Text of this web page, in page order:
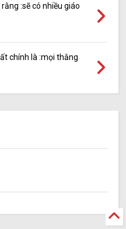
:sẽ có nhiều giáo
chính là :mọi thằng